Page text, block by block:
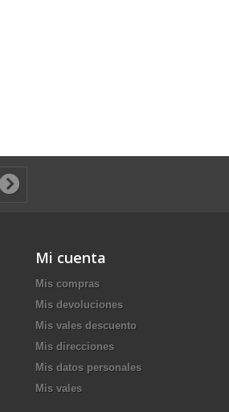
Mi cuenta
Mis compras
Mis devoluciones
Mis vales descuento
Mis direcciones
Mis datos personales
Mis vales